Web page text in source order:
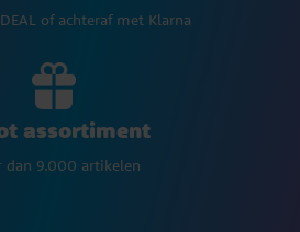
of achteraf met Klarna
assortiment
dan 9.000 artikelen